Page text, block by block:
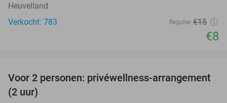
Heuvelland
Verkocht: 783
Regulier €15
€8
32%
Voor 2 personen: privéwellness-arrangement
(2 uur)